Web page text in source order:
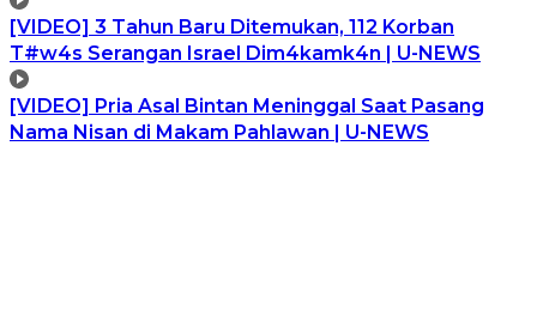
[VIDEO] 3 Tahun Baru Ditemukan, 112 Korban
T#w4s Serangan Israel Dim4kamk4n | U-NEWS
[VIDEO] Pria Asal Bintan Meninggal Saat Pasang
Nama Nisan di Makam Pahlawan | U-NEWS